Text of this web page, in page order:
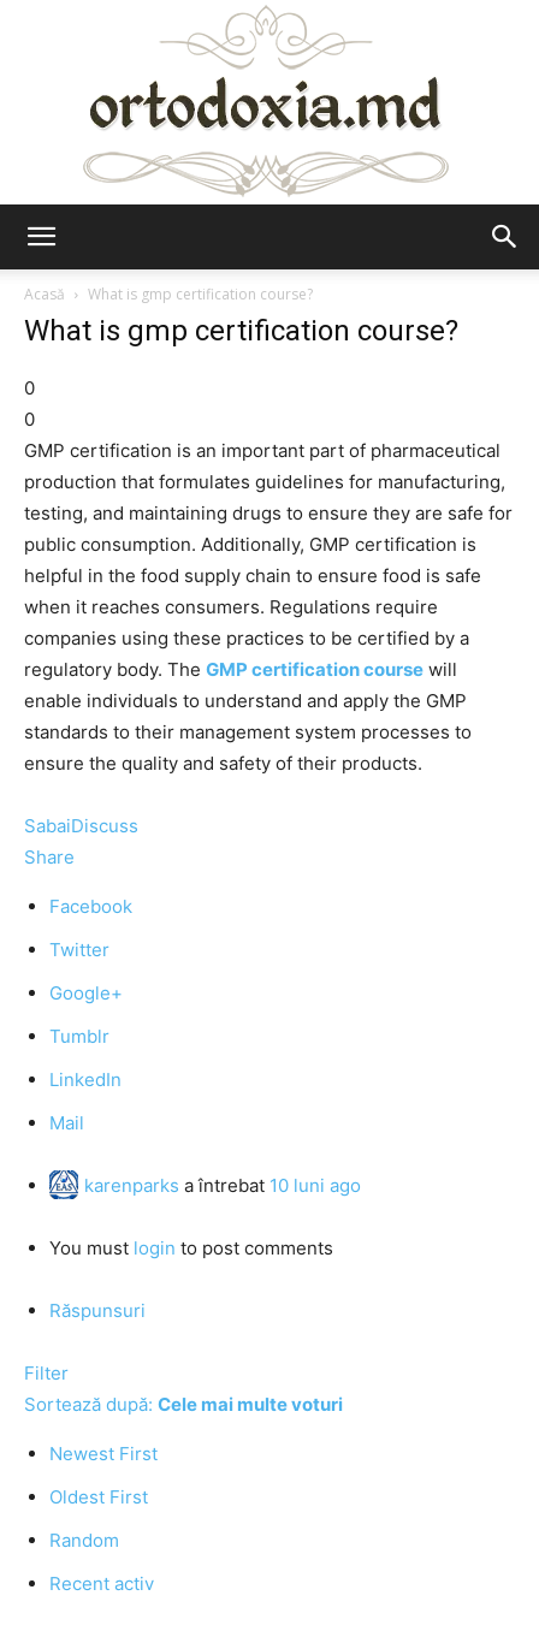
Acasă
What is gmp certification course?
What is gmp certification course?
0
0
GMP certification is an important part of pharmaceutical
production that formulates guidelines for manufacturing,
testing, and maintaining drugs to ensure they are safe for
public consumption. Additionally, GMP certification is
helpful in the food supply chain to ensure food is safe
when it reaches consumers. Regulations require
companies using these practices to be certified by a
regulatory body. The GMP certification course will
enable individuals to understand and apply the GMP
standards to their management system processes to
ensure the quality and safety of their products.
SabaiDiscuss
Share
Facebook
Twitter
Google+
Tumblr
LinkedIn
Mail
karenparks a întrebat 10 luni ago
You must login to post comments
Răspunsuri
Filter
Sortează după: Cele mai multe voturi
Newest First
Oldest First
Random
Recent activ